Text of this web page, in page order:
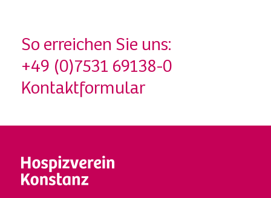
So erreichen Sie uns:
+49 (0)7531 69138-0
Kontaktformular